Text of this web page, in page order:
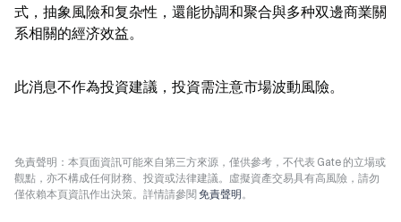
式，抽象風險和复杂性，還能协調和聚合與多种双邊商業關
系相關的經济效益。
此消息不作為投資建議，投資需注意市場波動風險。
免責聲明：本頁面資訊可能來自第三方來源，僅供參考，不代表 Gate 的立場或
觀點，亦不構成任何財務、投資或法律建議。虛擬資產交易具有高風險，請勿
僅依賴本頁資訊作出決策。詳情請參閱 免責聲明。